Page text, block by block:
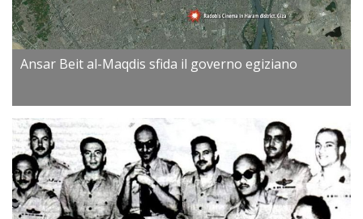
Ansar Beit al-Maqdis sfida il governo egiziano